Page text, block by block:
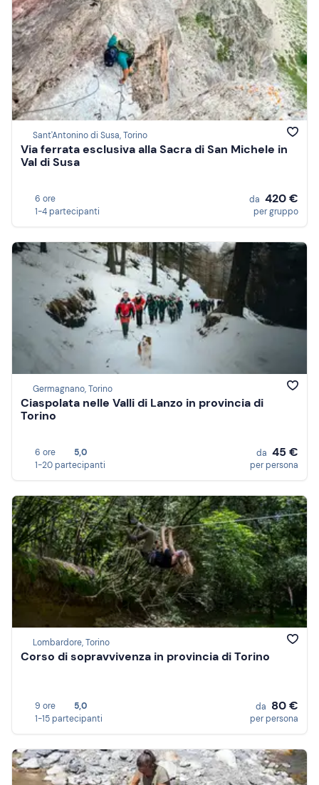
Sant'Antonino di Susa, Torino
Via ferrata esclusiva alla Sacra di San Michele in
Val di Susa
6 ore
1-4 partecipanti
da 420 €
per gruppo
Germagnano, Torino
Ciaspolata nelle Valli di Lanzo in provincia di
Torino
6 ore
5,0
1-20 partecipanti
da 45 €
per persona
Lombardore, Torino
Corso di sopravvivenza in provincia di Torino
9 ore
5,0
1-15 partecipanti
da 80 €
per persona